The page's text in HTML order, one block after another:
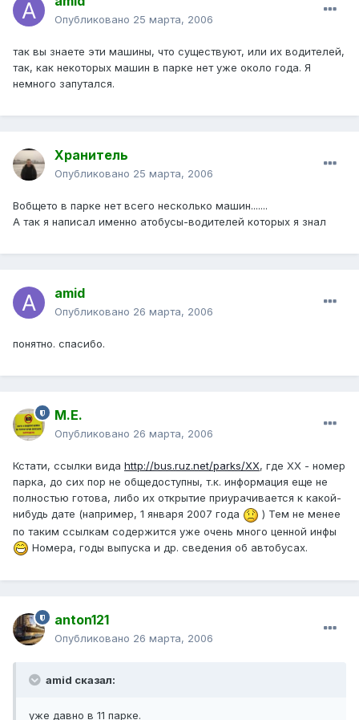
Опубликовано 25 марта, 2006
так вы знаете эти машины, что существуют, или их водителей,
так, как некоторых машин в парке нет уже около года. Я
немного запутался.
Хранитель
Опубликовано 25 марта, 2006
Вобщето в парке нет всего несколько машин.......
А так я написал именно атобусы-водителей которых я знал
amid
Опубликовано 26 марта, 2006
понятно. спасибо.
М.Е.
Опубликовано 26 марта, 2006
Кстати, ссылки вида http://bus.ruz.net/parks/XX, где XX - номер
парка, до сих пор не общедоступны, т.к. информация еще не
полностью готова, либо их открытие приурачивается к какой-
нибудь дате (например, 1 января 2007 года
) Тем не менее
по таким ссылкам содержится уже очень много ценной инфы
Номера, годы выпуска и др. сведения об автобусах.
anton121
Опубликовано 26 марта, 2006
amid сказал:
уже давно в 11 парке.